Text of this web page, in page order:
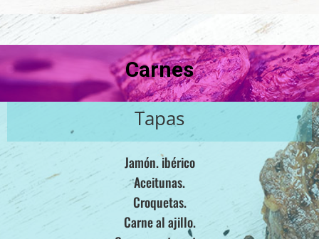
Carnes
Tapas
Jamón. ibérico
Aceitunas.
Croquetas.
Carne al ajillo.